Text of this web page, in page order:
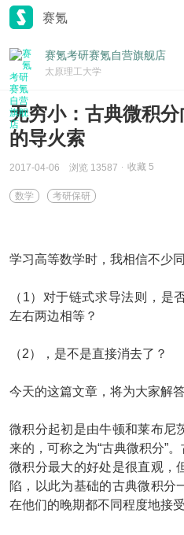
赛氪
赛氪考研赛氪自营旗舰店
太原理工大学
无穷小：古典微积
的导火索
2017-04-06 浏览 13587 收藏 5
数学 考研保研
学习高等数学时，我相信不少
（1）对于链式求导法则
，是
左右两边相等？
（2） ，是不是直接消去了 ？
今天的这篇文章，将为大家解
微积分起初是由牛顿和莱布尼
来的，可称之为“古典微积分”
微积分最大的好处是很直观，
陷，以此为基础的古典微积分
在他们的晚期都不同程度地接